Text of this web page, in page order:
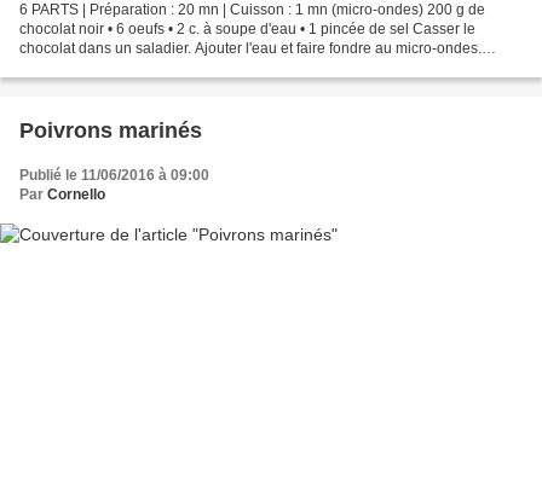
6 PARTS | Préparation : 20 mn | Cuisson : 1 mn (micro-ondes) 200 g de
chocolat noir • 6 oeufs • 2 c. à soupe d'eau • 1 pincée de sel Casser le
chocolat dans un saladier. Ajouter l'eau et faire fondre au micro-ondes.
Poivrons marinés
Publié le 11/06/2016 à 09:00
Par Cornello